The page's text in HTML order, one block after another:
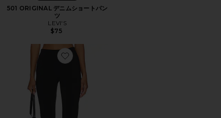
501 ORIGINAL デニムショートパン
ツ
LEVI'S
$75
Favorite カプリパンツ